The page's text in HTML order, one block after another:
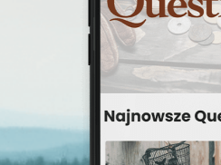
Questing Świętokrzyskie
Quest Szlak Przygody
nowy quest
wycieczki
turystyka przygodowa